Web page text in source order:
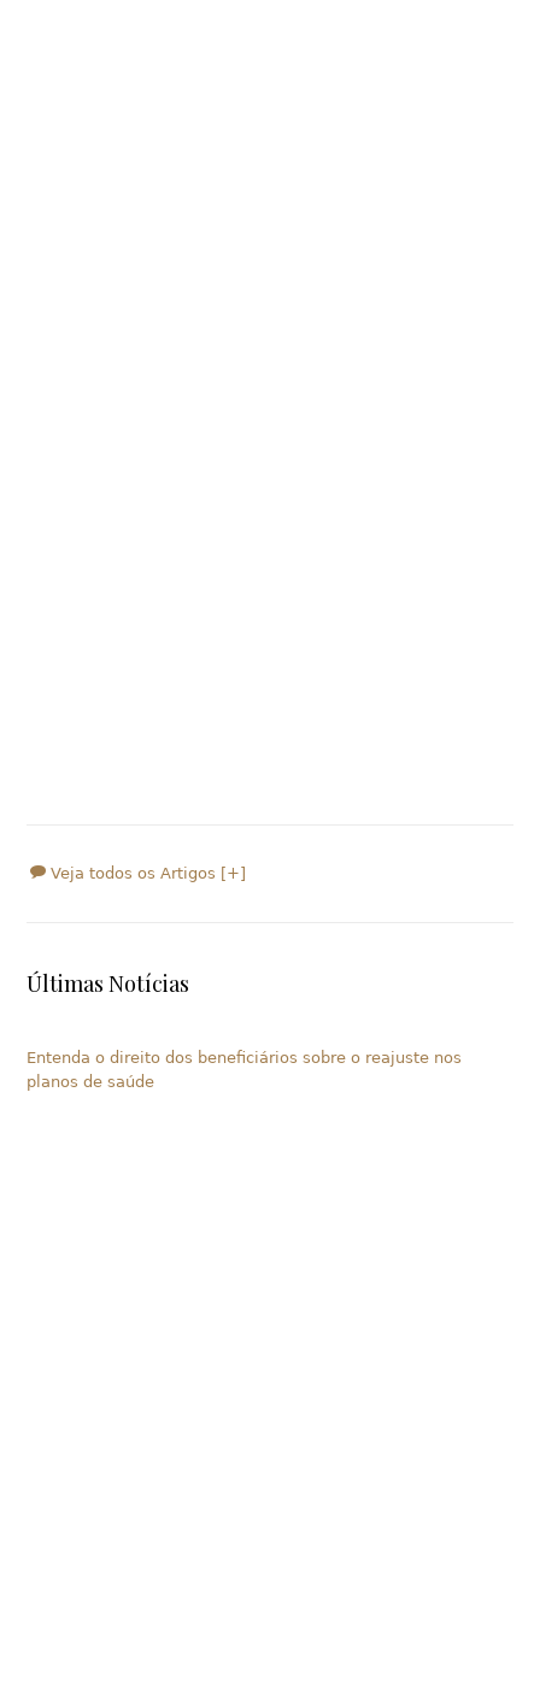
Veja todos os Artigos [+]
Últimas Notícias
Entenda o direito dos beneficiários sobre o reajuste nos
planos de saúde